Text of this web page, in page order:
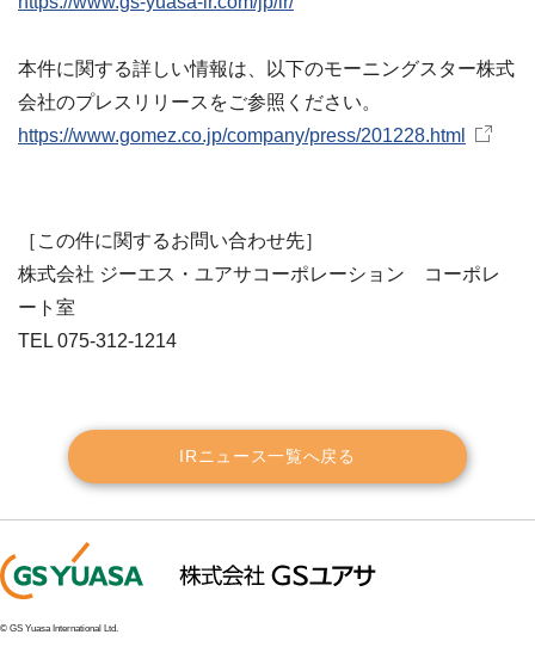
本件に関する詳しい情報は、以下のモーニングスター株式
会社のプレスリリースをご参照ください。
https://www.gomez.co.jp/company/press/201228.html
［この件に関するお問い合わせ先］
株式会社 ジーエス・ユアサコーポレーション コーポレ
ート室
TEL 075-312-1214
IRニュース一覧へ戻る
© GS Yuasa International Ltd.